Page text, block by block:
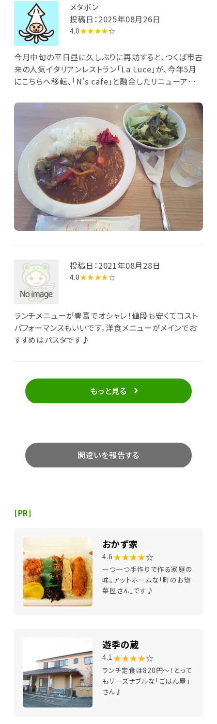
りなアメリカンで暫し寛ぎました。
メタボン
投稿日：2025年08月26日
4.0★★★★☆
今月中旬の平日昼に久しぶりに再訪すると、つくば市古
来の人気イタリアンレストラン「La Luce」が、今年5月
にこちらへ移転、「N's cafe」と融合したリニューアル
with N's cafe」)。元の「La Luce」を訪れた際は、その
メニューの豊富さが印象的でしたが、移転後もそれら
は継承され、さらにこちら「N's cafe」のメニューも加
わったようです。酷暑下はやはりカレーかな？と言うこ
とで、「La Luce」メニュー内の「季節の野菜カレー」と
サラダセットを注文。到来したカレーは「季節の野菜」
だけに夏野菜主体で、ナス/パプリカ/トマト/グリーンア
スパラ/ブロッコリー/タマネギ/ジャガイモと多彩(牛こ
ま肉入り、赤福神漬け添え)。サラダの方はサニーレタ
ス/ニンジン/大根/水菜でオニオンドレがけ。カレーは
甘めで万人向きかな？あっという間に完食です。
投稿日：2021年08月28日
4.0★★★★☆
ランチメニューが豊富でオシャレ！値段も安くてコスト
パフォーマンスもいいです。洋食メニューがメインでお
すすめはパスタです♪
もっと見る
間違いを報告する
[PR]
おかず家
4.6 ★★★★☆
一つ一つ手作りで作る家庭の
味。アットホームな「町のお惣
菜屋さん」です♪
遊季の蔵
4.1 ★★★★☆
ランチ定食は820円～！とって
もリーズナブルな「ごはん屋」
さん♪